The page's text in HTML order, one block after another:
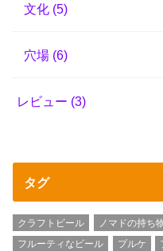
文化 (5)
穴場 (6)
レビュー (3)
タグ
クラフトビール ノマドの持ち
フルーティなビール
プルケ